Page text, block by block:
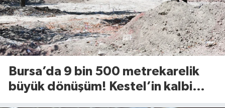
Bursa’da 9 bin 500 metrekarelik
büyük dönüşüm! Kestel’in kalbi